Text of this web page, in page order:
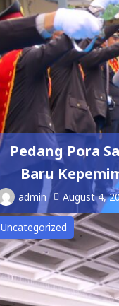
Pedang Pora
Baru
admin August 4,
Uncategorized